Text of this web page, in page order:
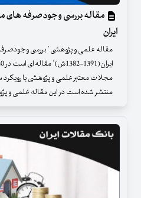
مقاله بررسی وجودصرفه های
ایران
مقاله علمی و پژوهشی " بررسی
مجلات معتبر علمی و پژوهشی با
منتشر شده است در این مقاله علمی و